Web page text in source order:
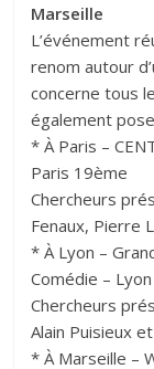
Marseille
L’événement
renom autour
concerne tous
également
* À Paris –
Paris 19ème
Chercheurs
Fenaux, Pierre
* À Lyon –
Comédie –
Chercheurs
Alain Puisieux
* À Marseille –